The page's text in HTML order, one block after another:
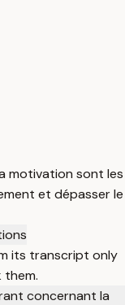
motivation sont les
et dépasser le
its transcript only
concernant la